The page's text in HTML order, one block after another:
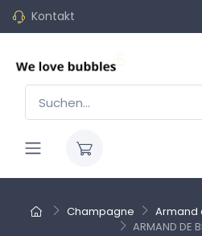
Kontakt
Champagne
Armand
ARMAND DE